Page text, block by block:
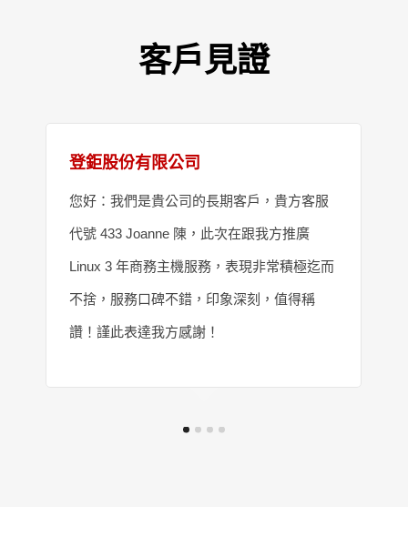
客戶見證
登鉅股份有限公司
您好：我們是貴公司的長期客戶，貴方客服
代號 433 Joanne 陳，此次在跟我方推廣
Linux 3 年商務主機服務，表現非常積極迄而
不捨，服務口碑不錯，印象深刻，值得稱
讚！謹此表達我方感謝！